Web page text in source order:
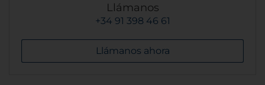
Llámanos
+34 91 398 46 61
Llámanos ahora